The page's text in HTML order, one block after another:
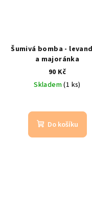
Šumivá bomba - levandule
a majoránka
90 Kč
Skladem(1 ks)
Do košíku